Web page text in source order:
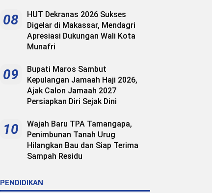
08
HUT Dekranas 2026 Sukses
Digelar di Makassar, Mendagri
Apresiasi Dukungan Wali Kota
Munafri
09
Bupati Maros Sambut
Kepulangan Jamaah Haji 2026,
Ajak Calon Jamaah 2027
Persiapkan Diri Sejak Dini
10
Wajah Baru TPA Tamangapa,
Penimbunan Tanah Urug
Hilangkan Bau dan Siap Terima
Sampah Residu
PENDIDIKAN